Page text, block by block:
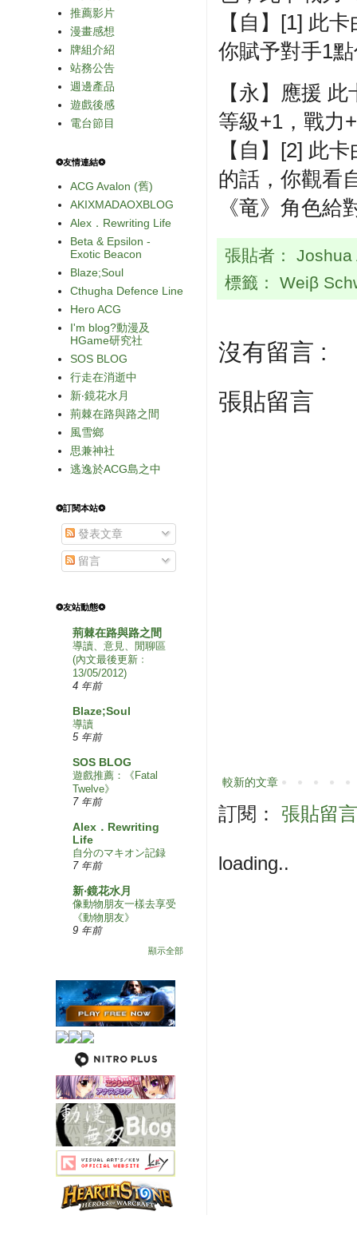
【自】[1] 此
你賦予對手1
【永】應援
等級+1，戰力
【自】[2] 此
的話，你觀看
《竜》角色
張貼者：
標籤： Weiβ
沒有留言 :
張貼留言
較新的文章
訂閱： 張貼留
loading..
推薦影片
漫畫感想
牌組介紹
站務公告
週邊產品
遊戲後感
電台節目
❂友情連結❂
ACG Avalon (舊)
AKIXMADAOXBLOG
Alex．Rewriting Life
Beta & Epsilon -
Exotic Beacon
Blaze;Soul
Cthugha Defence Line
Hero ACG
I'm blog?動漫及
HGame研究社
SOS BLOG
行走在消逝中
新‧鏡花水月
荊棘在路與路之間
風雪鄉
思兼神社
逃逸於ACG島之中
❂訂閱本站❂
發表文章
留言
❂友站動態❂
荊棘在路與路之間
導讀、意見、閒聊區
(內文最後更新﹕
13/05/2012)
4 年前
Blaze;Soul
導讀
5 年前
SOS BLOG
遊戲推薦：《Fatal
Twelve》
7 年前
Alex．Rewriting
Life
自分のマキオン記録
7 年前
新‧鏡花水月
像動物朋友一樣去享受
《動物朋友》
9 年前
顯示全部